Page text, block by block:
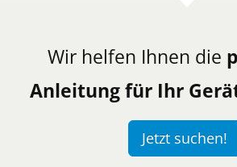
Wir helfen Ihnen die
Anleitung für Ihr
Jetzt suchen!